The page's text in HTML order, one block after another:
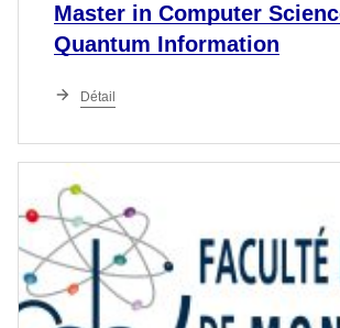
Master in Computer
Quantum Information
Détail